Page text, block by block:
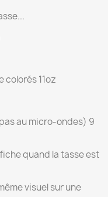
colorés 11oz
au micro-ondes) 9
quand la tasse est
visuel sur une